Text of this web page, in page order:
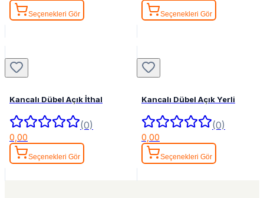
Seçenekleri Gör Seçenekleri Gör
Kancalı Dübel Açık İthal
(0)
0,00
Seçenekleri Gör
Kancalı Dübel Açık Yerli
(0)
0,00
Seçenekleri Gör